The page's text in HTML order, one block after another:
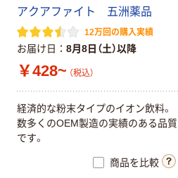
アクアファイト 五洲薬品
12万回の購入実績
お届け日 8月8日（土）以降
￥428~ （税込）
経済的な粉末タイプのイオン飲料。
数多くのOEM製造の実績のある品質
です。
商品を比較